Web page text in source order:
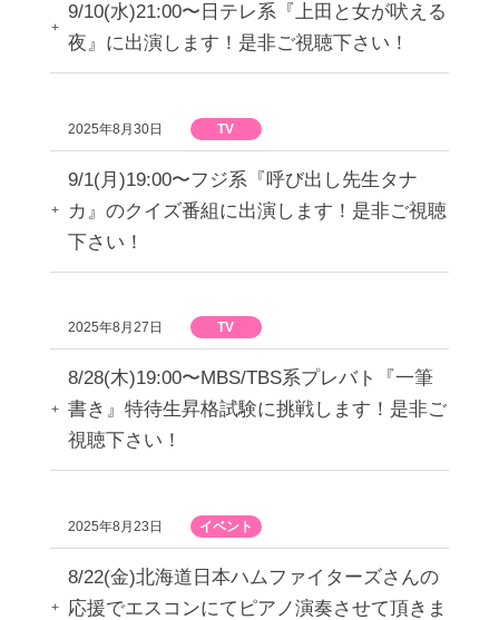
9/10(水)21:00〜日テレ系『上田と女が吠える
夜』に出演します！是非ご視聴下さい！
2025年8月30日 TV
9/1(月)19:00〜フジ系『呼び出し先生タナ
カ』のクイズ番組に出演します！是非ご視聴
下さい！
2025年8月27日 TV
8/28(木)19:00〜MBS/TBS系プレバト『一筆
書き』特待生昇格試験に挑戦します！是非ご
視聴下さい！
2025年8月23日 イベント
8/22(金)北海道日本ハムファイターズさんの
応援でエスコンにてピアノ演奏させて頂きま